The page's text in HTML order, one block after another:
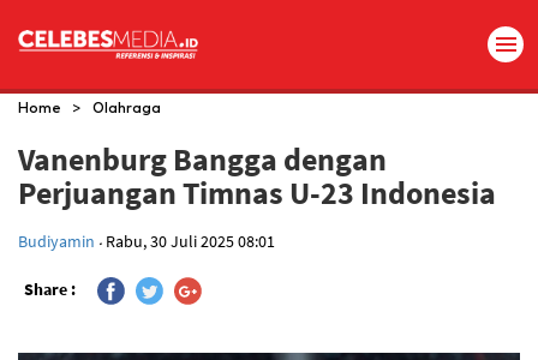
Home > Olahraga
Vanenburg Bangga dengan
Perjuangan Timnas U-23 Indonesia
Budiyamin . Rabu, 30 Juli 2025 08:01
Share :